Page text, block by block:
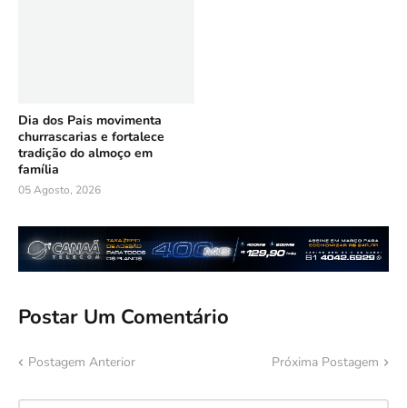
Dia dos Pais movimenta
churrascarias e fortalece
tradição do almoço em
família
05 Agosto, 2026
Postar Um Comentário
Postagem Anterior Próxima Postagem